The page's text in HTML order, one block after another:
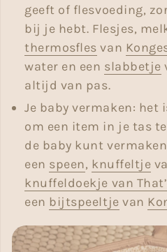
geeft of flesvoeding,
bij je hebt. Flesjes,
thermosfles van
water en een slabbetje
altijd van pas.
Je baby vermaken:
om een item in je tas
de baby kunt
een speen, knuffeltje
knuffeldoekje van
een bijtspeeltje van